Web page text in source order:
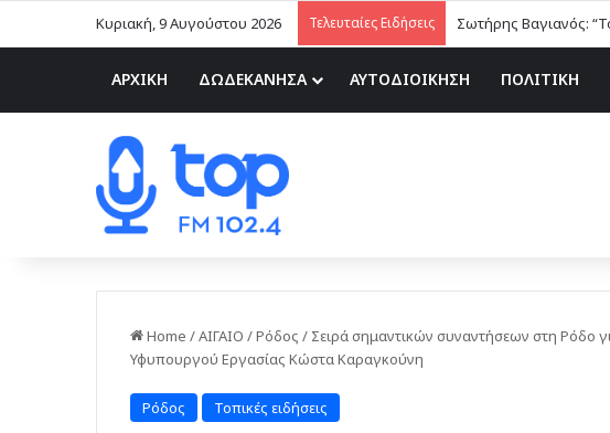
Κυριακή, 9 Αυγούστου 2026 Τελευταίες Ειδήσεις Σωτήρης Βαγιανός:
ΑΡΧΙΚΗ ΔΩΔΕΚΑΝΗΣΑ ΑΥΤΟΔΙΟΙΚΗΣΗ ΠΟΛΙΤΙΚΗ
Home /ΑΙΓΑΙΟ /Ρόδος / Σειρά σημαντικών συναντήσεων στη Ρόδο
Υφυπουργού Εργασίας Κώστα Καραγκούνη
Ρόδος Τοπικές ειδήσεις